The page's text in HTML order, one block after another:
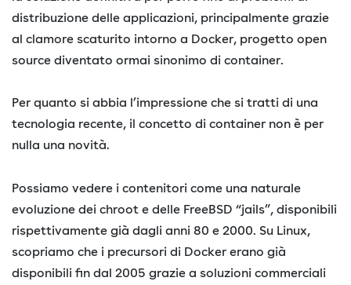
distribuzione delle applicazioni, principalmente grazie
al clamore scaturito intorno a Docker, progetto open
source diventato ormai sinonimo di container.
Per quanto si abbia l’impressione che si tratti di una
tecnologia recente, il concetto di container non è per
nulla una novità.
Possiamo vedere i contenitori come una naturale
evoluzione dei chroot e delle FreeBSD “jails”, disponibili
rispettivamente già dagli anni 80 e 2000. Su Linux,
scopriamo che i precursori di Docker erano già
disponibili fin dal 2005 grazie a soluzioni commerciali